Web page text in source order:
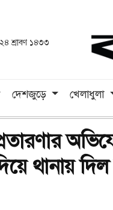
শ্রাবণ ১৪৩৩
দেশজুড়ে খেলাধুলা
থানায়